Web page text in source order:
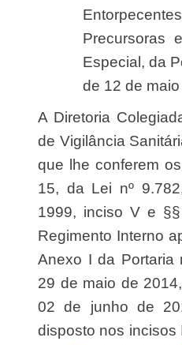
Precursoras
Especial, da
de 12 de
A Diretoria Colegiada da Agência Nacional
de Vigilância
que lhe conferem
15, da Lei nº
1999, inciso V e
Regimento Interno
Anexo I da Portaria
29 de maio de
02 de junho de
disposto nos incisos